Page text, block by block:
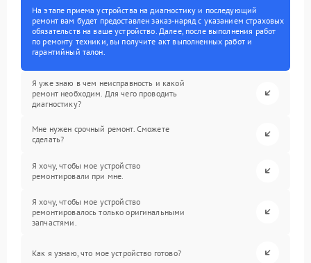
На этапе приема устройства на диагностику и последующий
ремонт вам будет предоставлен заказ-наряд с указанием страховых
обязательств на ваше устройство. Далее, после выполнения работ
по ремонту техники, вы получите акт выполненных работ и
гарантийный талон.
Я уже знаю в чем неисправность и какой
ремонт необходим. Для чего проводить
диагностику?
Мне нужен срочный ремонт. Сможете
сделать?
Я хочу, чтобы мое устройство
ремонтировали при мне.
Я хочу, чтобы мое устройство
ремонтировалось только оригинальными
запчастями.
Как я узнаю, что мое устройство готово?